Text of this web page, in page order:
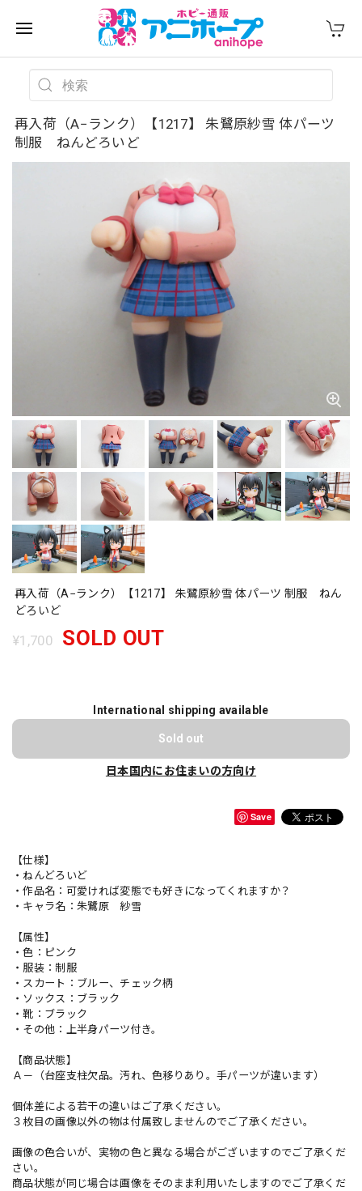
再入荷（A−ランク）【1217】 朱鷺原紗雪 体パーツ
制服 ねんどろいど
再入荷（A−ランク）【1217】 朱鷺原紗雪 体パーツ 制服 ねん
どろいど
¥1,700 SOLD OUT
International shipping available
Sold out
日本国内にお住まいの方向け
Save
【仕様】
・ねんどろいど
・作品名：可愛ければ変態でも好きになってくれますか？
・キャラ名：朱鷺原 紗雪
【属性】
・色：ピンク
・服装：制服
・スカート：ブルー、チェック柄
・ソックス：ブラック
・靴：ブラック
・その他：上半身パーツ付き。
【商品状態】
Ａ－（台座支柱欠品。汚れ、色移りあり。手パーツが違います）
個体差による若干の違いはご了承ください。
３枚目の画像以外の物は付属致しませんのでご了承ください。
画像の色合いが、実物の色と異なる場合がございますのでご了承くだ
さい。
商品状態が同じ場合は画像をそのまま利用いたしますのでご了承くだ